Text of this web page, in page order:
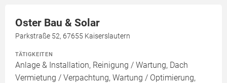
Oster Bau & Solar
Parkstraße 52, 67655 Kaiserslautern
TÄTIGKEITEN
Anlage & Installation, Reinigung / Wartung, Dach
Vermietung / Verpachtung, Wartung / Optimierung,